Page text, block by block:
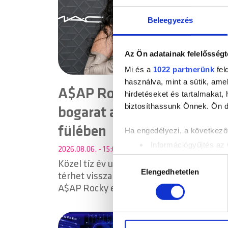
Beleegyezés
Az Ön adatainak
Mi és a 1022 partnerünk
használva, mint a sütik,
hirdetéseket és
biztosíthassunk Önnek. Ön
Ha engedélyezi, a
Információgyűjtés
Az Ön készülékén
Tudjon meg többet
módosíthatja vagy
weboldalforgalmunk
kiválasztásaElengedhetetlen
A$AP Rocky elültette a
bogarat a Rihanna
fülében
2026.08.06. - 15:00
Közel tíz év után Riri végre új albummal
térhet vissza – erre utalt gyerekei apja,
A$AP Rocky egy friss televíziós